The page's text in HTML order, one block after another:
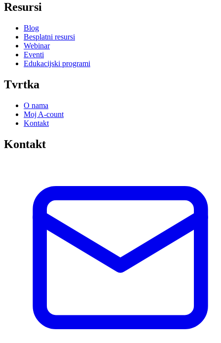
Resursi
Blog
Besplatni resursi
Webinar
Eventi
Edukacijski programi
Tvrtka
O nama
Moj A-count
Kontakt
Kontakt